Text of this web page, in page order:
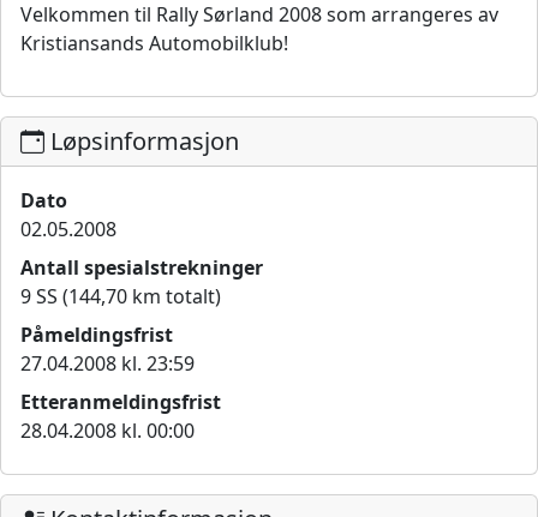
Velkommen til Rally Sørland 2008 som arrangeres av
Kristiansands Automobilklub!
Løpsinformasjon
Dato
02.05.2008
Antall spesialstrekninger
9 SS (144,70 km totalt)
Påmeldingsfrist
27.04.2008 kl. 23:59
Etteranmeldingsfrist
28.04.2008 kl. 00:00